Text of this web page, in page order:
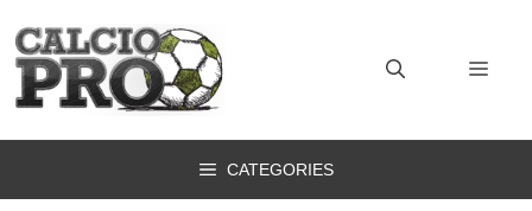
contenuto
CATEGORIES